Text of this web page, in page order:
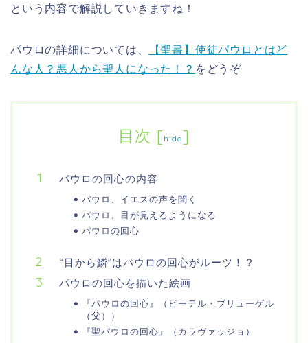
という内容で解説していきますね！
パウロの詳細については、
【聖書】使徒パウロとはど
んな人？悪人から聖人になった！？ をどうぞ
目次 [hide]
パウロの回心の内容
パウロ、イエスの声を聞く
パウロ、目が見えるようになる
パウロの回心
“目から鱗”はパウロの回心がルーツ！？
パウロの回心を描いた絵画
『パウロの回心』（ピーテル・ブリューゲル
（父））
『聖パウロの回心』（カラヴァッジョ）